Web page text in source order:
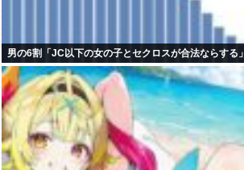
男の6割「JC以下の女の子とセクロスが合法ならする」